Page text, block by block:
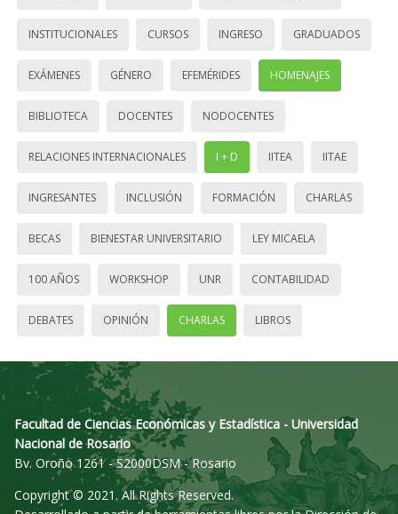
INSTITUCIONALES CURSOS INGRESO GRADUADOS
EXÁMENES GÉNERO EFEMÉRIDES HOMENAJES
BIBLIOTECA DOCENTES NODOCENTES
RELACIONES INTERNACIONALES I + D IITEA IITAE
INGRESANTES INCLUSIÓN FORMACIÓN CHARLAS
BECAS BIENESTAR UNIVERSITARIO LEY MICAELA
100 AÑOS WORKSHOP UNR CONTABILIDAD
DEBATES OPINIÓN CHARLAS LIBROS
Facultad de Ciencias Económicas y Estadística - Universidad
Nacional de Rosario
Bv. Oroño 1261 - S2000DSM - Rosario
Copyright © 2021. All Rights Reserved.